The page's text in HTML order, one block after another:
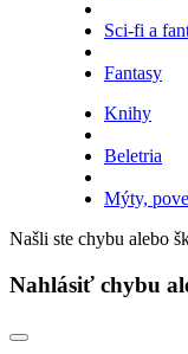
Sci-fi a
Fantasy
Knihy
Beletria
Mýty,
Našli ste chybu alebo
Nahlásiť chybu